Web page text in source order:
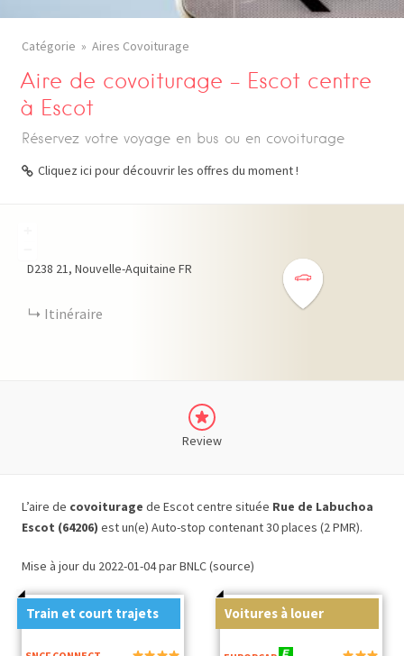
Catégorie Aires Covoiturage
Aire de covoiturage – Escot centre
à Escot
Réservez votre voyage en bus ou en covoiturage
Cliquez ici pour découvrir les offres du moment !
D238 21 Nouvelle-Aquitaine FR
Itinéraire
Review
L’aire de covoiturage de Escot centre située Rue de Labuchoa
Escot (64206) est un(e) Auto-stop contenant 30 places (2 PMR).
Mise à jour du 2022-01-04 par BNLC (source)
Train et court trajets Voitures à louer